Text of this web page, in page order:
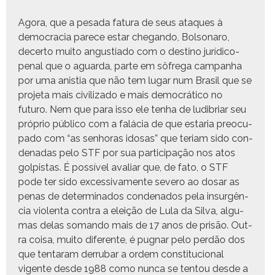
Ago­ra, que a pesa­da fatu­ra de seus ataques à
democ­ra­cia parece estar chegan­do, Bol­sonaro,
decer­to muito angus­ti­a­do com o des­ti­no jurídi­co-
penal que o aguar­da, parte em sôfre­ga cam­pan­ha
por uma anis­tia que não tem lugar num Brasil que se
pro­je­ta mais civ­i­liza­do e mais democráti­co no
futuro. Nem que para isso ele ten­ha de ludib­ri­ar seu
próprio públi­co com a falá­cia de que estaria pre­ocu­
pa­do com “as sen­ho­ras idosas” que teri­am sido con­
de­nadas pelo STF por sua par­tic­i­pação nos atos
golpis­tas. É pos­sív­el avaliar que, de fato, o STF
pode ter sido exces­si­va­mente severo ao dosar as
penas de deter­mi­na­dos con­de­na­dos pela insurgên­
cia vio­len­ta con­tra a eleição de Lula da Sil­va, algu­
mas delas soman­do mais de 17 anos de prisão. Out­
ra coisa, muito difer­ente, é pug­nar pelo perdão dos
que ten­taram der­rubar a ordem con­sti­tu­cional
vigente des­de 1988 como nun­ca se ten­tou des­de a